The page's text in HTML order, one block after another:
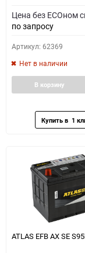
Цена без ECOном
по запросу
Артикул: 62369
Нет в наличии
В корзину
ATLAS EFB AX SE